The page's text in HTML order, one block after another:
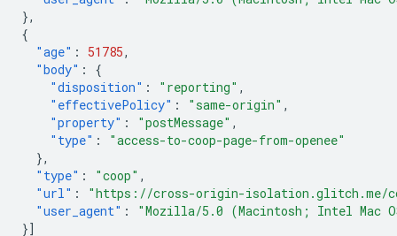
},
{
"age" : 51785,
"body" :
{
"disposition" : "reporting" ,
"effectivePolicy" : "same-origin" ,
"property" : "postMessage" ,
"type" :
"access-to-coop-page-from-openee"
},
"type" : "coop" ,
"url" :
"https://cross-origin-isolation.glitch.me/
"user_agent" :
"Mozilla/5.0 (Macintosh; Intel Mac
}]